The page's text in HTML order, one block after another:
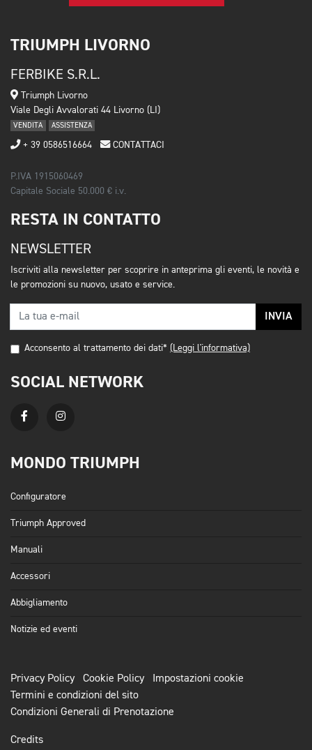
TRIUMPH LIVORNO
FERBIKE S.R.L.
Triumph Livorno
Viale Degli Avvalorati 44 Livorno (LI)
VENDITA ASSISTENZA
+ 39 0586516664 CONTATTACI
P.IVA 1915060469
Capitale Sociale 50.000 € i.v.
RESTA IN CONTATTO
NEWSLETTER
Iscriviti alla newsletter per scoprire in anteprima gli eventi, le novità e
le promozioni su nuovo, usato e service.
INVIA
Acconsento al trattamento dei dati* (Leggi l'informativa)
SOCIAL NETWORK
MONDO TRIUMPH
Configuratore
Triumph Approved
Manuali
Accessori
Abbigliamento
Notizie ed eventi
Privacy Policy Cookie Policy
Impostazioni cookie
Termini e condizioni del sito
Condizioni Generali di Prenotazione
Credits